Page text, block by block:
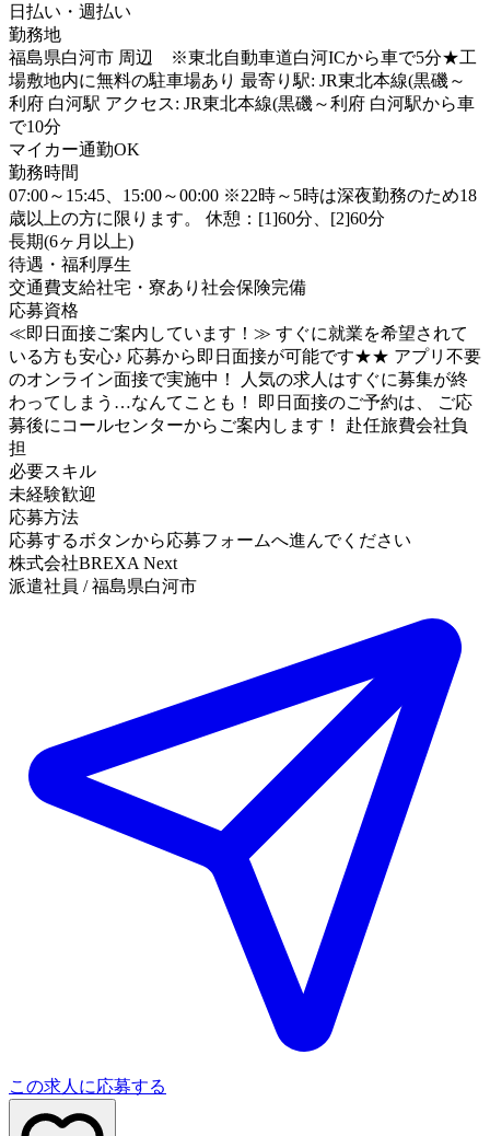
日払い・週払い
勤務地
福島県白河市 周辺 ※東北自動車道白河ICから車で5分★工
場敷地内に無料の駐車場あり 最寄り駅: JR東北本線(黒磯～
利府 白河駅 アクセス: JR東北本線(黒磯～利府 白河駅から車
で10分
マイカー通勤OK
勤務時間
07:00～15:45、15:00～00:00 ※22時～5時は深夜勤務のため18
歳以上の方に限ります。 休憩：[1]60分、[2]60分
長期(6ヶ月以上)
待遇・福利厚生
交通費支給社宅・寮あり 社会保険完備
応募資格
≪即日面接ご案内しています！≫ すぐに就業を希望されて
いる方も安心♪ 応募から即日面接が可能です★★ アプリ不要
のオンライン面接で実施中！ 人気の求人はすぐに募集が終
わってしまう…なんてことも！ 即日面接のご予約は、 ご応
募後にコールセンターからご案内します！ 赴任旅費会社負
担
必要スキル
未経験歓迎
応募方法
応募するボタンから応募フォームへ進んでください
株式会社BREXA Next
派遣社員 / 福島県白河市
この求人に応募する